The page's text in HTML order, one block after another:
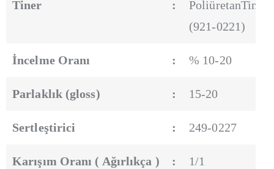
Tiner :
PoliüretanTiner
(921-0221)
İncelme Oranı : % 10-20
Parlaklık (gloss) : 15-20
Sertleştirici : 249-0227
Karışım Oranı ( Ağırlıkça ) : 1/1